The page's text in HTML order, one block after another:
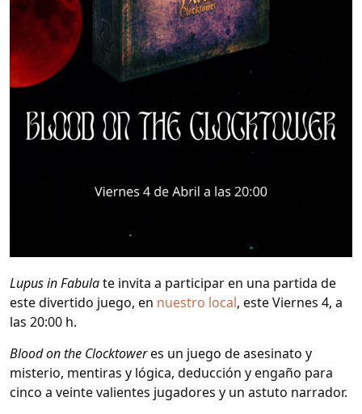
Lupus in Fabulate invita a participar en una partida de
este divertido juego, en nuestro local, este Viernes 4, a
las 20:00 h.
Blood on the Clocktoweres un juego de asesinato y
misterio, mentiras y lógica, deducción y engaño para
cinco a veinte valientes jugadores y un astuto narrador.